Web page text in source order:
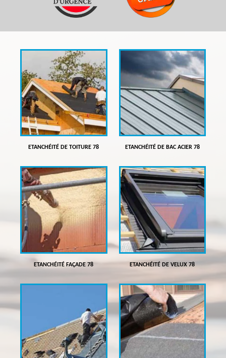
ETANCHÉITÉ DE TOITURE 78 ETANCHÉITÉ DE BAC ACIER 78
ETANCHÉITÉ FAÇADE 78 ETANCHÉITÉ DE VELUX 78